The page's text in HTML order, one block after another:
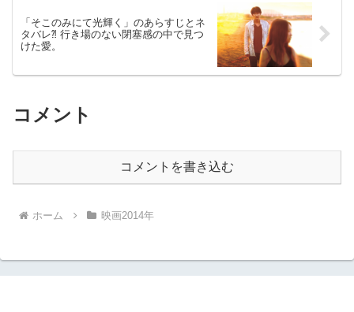
「そこのみにて光輝く」のあらすじとネ
タバレ⁈ 行き場のない閉塞感の中で見つ
けた愛。
コメント
コメントを書き込む
ホーム 映画2014年